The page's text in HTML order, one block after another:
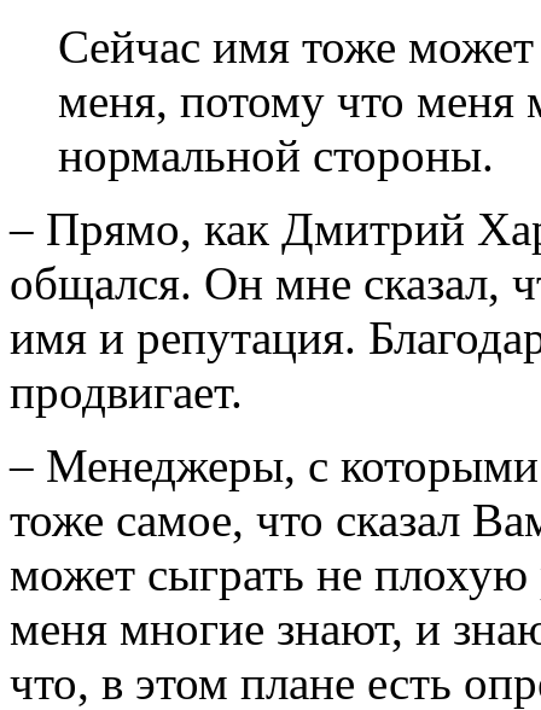
Сейчас имя тоже
меня, потому что меня
нормальной стороны.
– Прямо, как Дмитрий
общался. Он мне сказал,
имя и репутация.
продвигает.
– Менеджеры, с
тоже самое, что сказал
может сыграть не
меня многие знают, и
что, в этом плане есть